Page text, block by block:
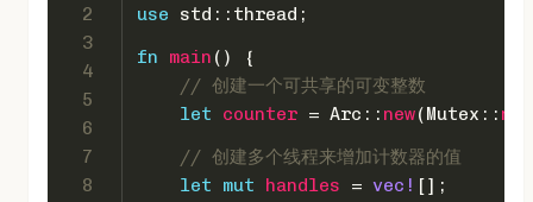
2
3
4
5
6
7
8
use std::thread;
fn
main () {
// 创建一个可共享的可变整数
let
counter = Arc:: new(Mutex:: new
// 创建多个线程来增加计数器的值
let
mut handles = vec! [];